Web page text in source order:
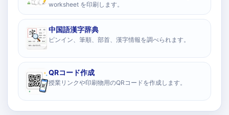
worksheet を印刷します。
中国語漢字辞典
ピンイン、筆順、部首、漢字情報を調べられます。
QRコード作成
授業リンクや印刷物用のQRコードを作成します。